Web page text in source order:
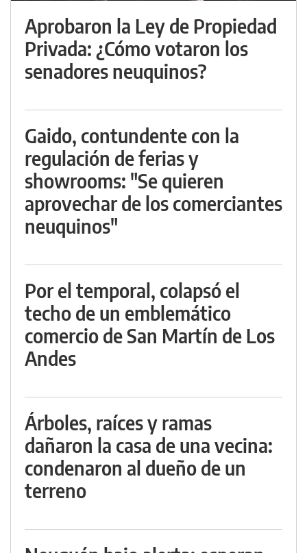
Aprobaron la Ley de Propiedad
Privada: ¿Cómo votaron los
senadores neuquinos?
Gaido, contundente con la
regulación de ferias y
showrooms: "Se quieren
aprovechar de los comerciantes
neuquinos"
Por el temporal, colapsó el
techo de un emblemático
comercio de San Martín de Los
Andes
Árboles, raíces y ramas
dañaron la casa de una vecina:
condenaron al dueño de un
terreno